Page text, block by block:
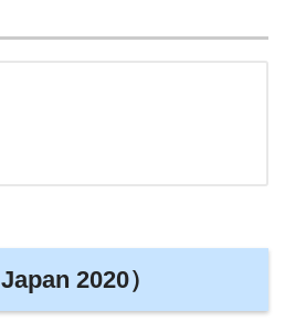
2020）